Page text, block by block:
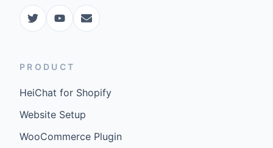
PRODUCT
HeiChat for Shopify
Website Setup
WooCommerce Plugin